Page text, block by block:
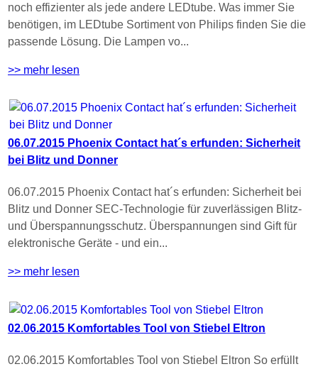
noch effizienter als jede andere LEDtube. Was immer Sie
benötigen, im LEDtube Sortiment von Philips finden Sie die
passende Lösung. Die Lampen vo...
>> mehr lesen
06.07.2015 Phoenix Contact hat´s erfunden: Sicherheit
bei Blitz und Donner
06.07.2015 Phoenix Contact hat´s erfunden: Sicherheit bei
Blitz und Donner SEC-Technologie für zuverlässigen Blitz-
und Überspannungsschutz. Überspannungen sind Gift für
elektronische Geräte - und ein...
>> mehr lesen
02.06.2015 Komfortables Tool von Stiebel Eltron
02.06.2015 Komfortables Tool von Stiebel Eltron So erfüllt